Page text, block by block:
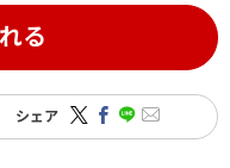
る
シェア